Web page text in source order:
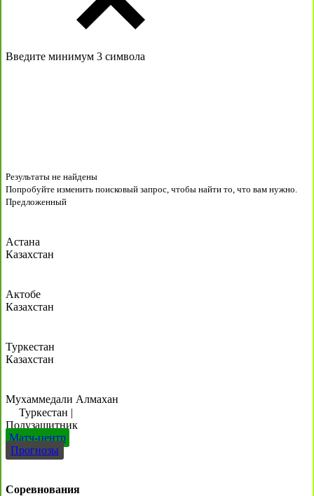
Введите минимум 3 символа
Результаты не найдены
Попробуйте изменить поисковый запрос, чтобы найти то, что вам нужно.
Предложенный
Астана
Казахстан
Актобе
Казахстан
Туркестан
Казахстан
Мухаммедали Алмахан
Туркестан |
Полузащитник
Матч-центр
Прогнозы
Соревнования